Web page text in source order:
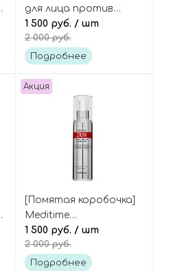
для лица против
пигментации и пост-
акне, Pore+Dark Spot
Brightening Serum
1 500 руб. / шт
2 000 руб.
Подробнее
Акция
[Помятая коробочка]
Meditime
Антивозрастная
лифтинг-сыворотка с
ботулином и
1 500 руб. / шт
2 000 руб.
Подробнее